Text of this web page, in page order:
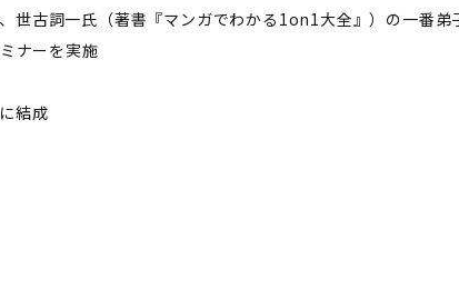
世古詞一氏（著書『マンガでわかる1on1大全』）の一番弟
ナーを実施
結成